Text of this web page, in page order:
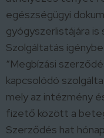
egészségügyi
gyógyszerlistájára is
Szolgáltatás
“Megbízási
kapcsolódó
mely az intézmény
fizető között a
Szerződés hat